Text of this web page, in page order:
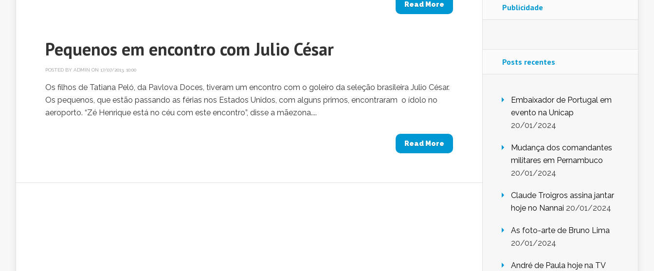
Read More
Pequenos em encontro com Julio César
POSTED BY ADMIN ON 17/07/2013, 10:00
Os filhos de Tatiana Peló, da Pavlova Doces, tiveram um encontro com o goleiro da seleção brasileira Julio César.
Os pequenos, que estão passando as férias nos Estados Unidos, com alguns primos, encontraram o ídolo no
aeroporto. “Zé Henrique está no céu com este encontro”, disse a mãezona....
Read More
Publicidade
Posts recentes
Embaixador de Portugal em
evento na Unicap
20/01/2024
Mudança dos comandantes
militares em Pernambuco
20/01/2024
Claude Troigros assina jantar
hoje no Nannai 20/01/2024
As foto-arte de Bruno Lima
20/01/2024
André de Paula hoje na TV